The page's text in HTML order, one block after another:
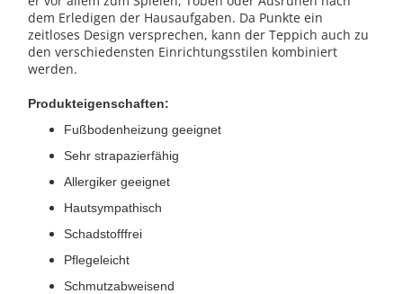
dem Erledigen der Hausaufgaben. Da Punkte ein
zeitloses Design versprechen, kann der Teppich auch zu
den verschiedensten Einrichtungsstilen kombiniert
werden.
Produkteigenschaften:
Fußbodenheizung geeignet
Sehr strapazierfähig
Allergiker geeignet
Hautsympathisch
Schadstofffrei
Pflegeleicht
Schmutzabweisend